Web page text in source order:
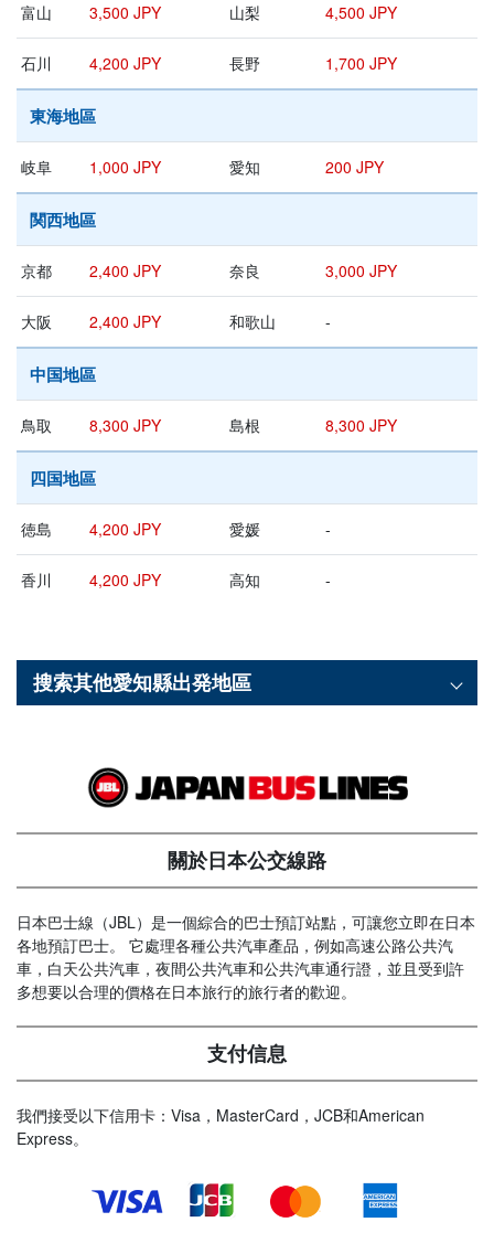
富山 3,500 JPY 山梨 4,500 JPY
石川 4,200 JPY 長野 1,700 JPY
東海地區
岐阜 1,000 JPY 愛知 200 JPY
関西地區
京都 2,400 JPY 奈良 3,000 JPY
大阪 2,400 JPY 和歌山 -
中国地區
鳥取 8,300 JPY 島根 8,300 JPY
四国地區
徳島 4,200 JPY 愛媛 -
香川 4,200 JPY 高知 -
搜索其他愛知縣出発地區
關於日本公交線路
日本巴士線（JBL）是一個綜合的巴士預訂站點，可讓您立即在日本
各地預訂巴士。 它處理各種公共汽車產品，例如高速公路公共汽
車，白天公共汽車，夜間公共汽車和公共汽車通行證，並且受到許
多想要以合理的價格在日本旅行的旅行者的歡迎。
支付信息
我們接受以下信用卡：Visa，MasterCard，JCB和American
Express。